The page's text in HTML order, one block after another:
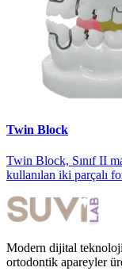
Twin Block
Twin Block, Sınıf II
kullanılan iki parçalı
Modern dijital
ortodontik apareyler